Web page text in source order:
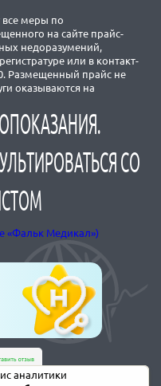
меры по
на сайте прайс-
недоразумений,
или в контакт-
Размещенный прайс не
оказываются на
СО
«Фальк Медикал»)
аналитики